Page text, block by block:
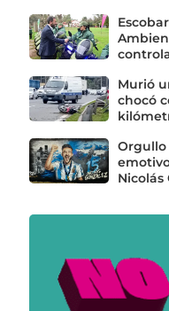
Murió
chocó
Orgullo
Nicolás